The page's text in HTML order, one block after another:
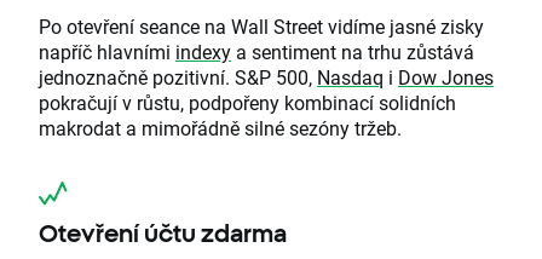
Po otevření seance na Wall Street vidíme jasné zisky
napříč hlavními indexy a sentiment na trhu zůstává
jednoznačně pozitivní. S&P 500, Nasdaq i Dow Jones
pokračují v růstu, podpořeny kombinací solidních
makrodat a mimořádně silné sezóny tržeb.
Otevření účtu zdarma